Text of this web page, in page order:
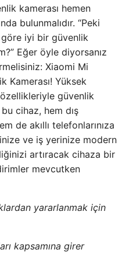
kamerası hemen
bulunmalıdır. “Peki
iyi bir güvenlik
Eğer öyle diyorsanız
Xiaomi Mi
Kamerası! Yüksek
güvenlik
cihaz, hem dış
de akıllı telefonlarınıza
ve iş yerinize modern
artıracak cihaza bir
mevcutken
yararlanmak için
kapsamına girer